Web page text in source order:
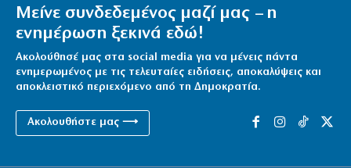
Μείνε συνδεδεμένος μαζί μας – η
ενημέρωση ξεκινά εδώ!
Ακολούθησέ μας στα social media για να μένεις πάντα
ενημερωμένος με τις τελευταίες ειδήσεις, αποκαλύψεις και
αποκλειστικό περιεχόμενο από τη Δημοκρατία.
Ακολουθήστε μας ⟶